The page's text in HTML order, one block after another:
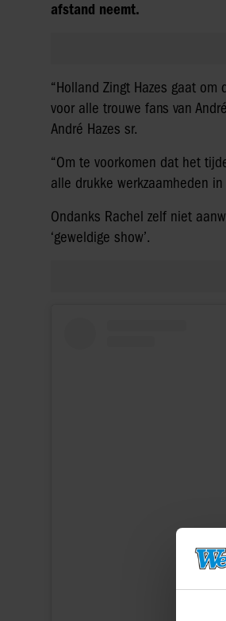
afstand neemt.
“Holland Zingt Hazes gaat
voor alle trouwe fans van
André Hazes sr.
“Om te voorkomen dat het
alle drukke werkzaamheden
Ondanks Rachel zelf niet
‘geweldige show’.
Dit